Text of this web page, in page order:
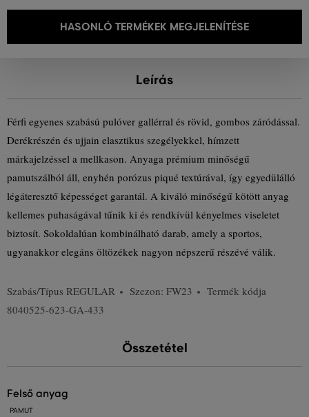
HASONLÓ TERMÉKEK MEGJELENÍTÉSE
Leírás
Férfi egyenes szabású pulóver gallérral és rövid, gombos záródással.
Derékrészén és ujjain elasztikus szegélyekkel, hímzett
márkajelzéssel a mellkason. Anyaga prémium minőségű
pamutszálból áll, enyhén porózus piqué textúrával, így egyedülálló
légáteresztő képességet garantál. A kiváló minőségű kötött anyag
kellemes puhaságával tűnik ki és rendkívül kényelmes viseletet
biztosít. Sokoldalúan kombinálható darab, amely a sportos,
ugyanakkor elegáns öltözékek nagyon népszerű részévé válik.
Szabás/Típus REGULAR Szezon: FW23
Termék kódja
8040525-623-GA-433
Összetétel
felső anyag
PAMUT